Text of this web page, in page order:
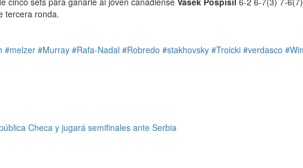
tercera ronda.
#melzer #Murray #Rafa-Nadal #Robredo #stakhovsky #Troicki #verdasco
Checa y jugará semifinales ante Serbia